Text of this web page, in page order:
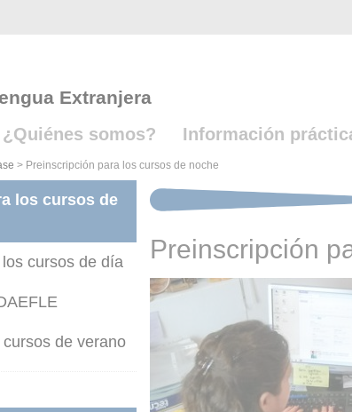
Extranjera
¿Quiénes somos? Información
> Preinscripción para los cursos de noche
Preinscripción
los cursos de
cursos de día
de verano